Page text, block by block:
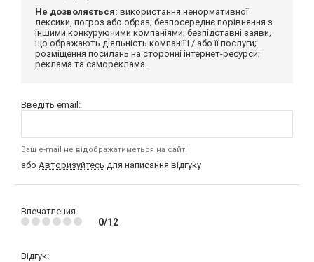
Не дозволяється: використання ненормативної
лексики, погроз або образ; безпосереднє порівняння з
іншими конкуруючими компаніями; безпідставні заяви,
що ображають діяльність компанії і / або її послуги;
розміщення посилань на сторонні інтернет-ресурси;
реклама та самореклама.
Введіть email:
Ваш e-mail не відображатиметься на сайті
або Авторизуйтесь для написання відгуку
Впечатления
0/12
Відгук: